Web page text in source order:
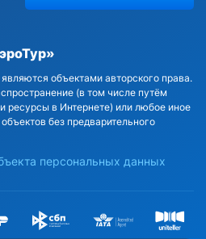
объектами авторского права.
(в том числе путём
ресурсы в Интернете) или любое иное
без предварительного
персональных данных